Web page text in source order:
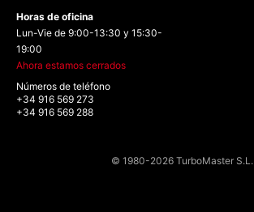
Horas de oficina
Lun-Vie de 9:00-13:30 y 15:30-
19:00
Ahora estamos cerrados
Números de teléfono
+34 916 569 273
+34 916 569 288
© 1980-2026 TurboMaster S.L.